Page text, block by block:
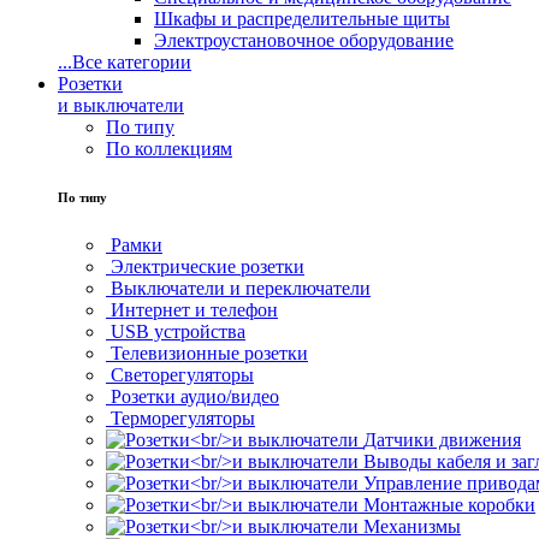
Шкафы и распределительные щиты
Электроустановочное оборудование
...Все категории
Розетки
и выключатели
По типу
По коллекциям
По типу
Рамки
Электрические розетки
Выключатели и переключатели
Интернет и телефон
USB устройства
Телевизионные розетки
Светорегуляторы
Розетки аудио/видео
Терморегуляторы
Датчики движения
Выводы кабеля и
Управление
Монтажные коробки
Механизмы